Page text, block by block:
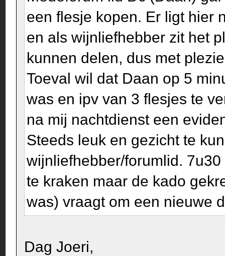
een flesje kopen. Er ligt hier
en als wijnliefhebber zit het
kunnen delen, dus met
Toeval wil dat Daan op 5
was en ipv van 3 flesjes te
na mij nachtdienst een
Steeds leuk en gezicht te
wijnliefhebber/forumlid.
te kraken maar de kado
was) vraagt om een nieuwe
Dag Joeri,